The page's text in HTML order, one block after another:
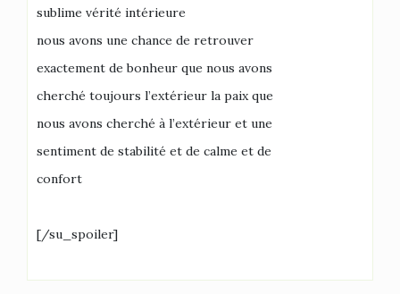
sublime vérité intérieure
nous avons une chance de retrouver
exactement de bonheur que nous avons
cherché toujours l’extérieur la paix que
nous avons cherché à l’extérieur et une
sentiment de stabilité et de calme et de
confort
[/su_spoiler]